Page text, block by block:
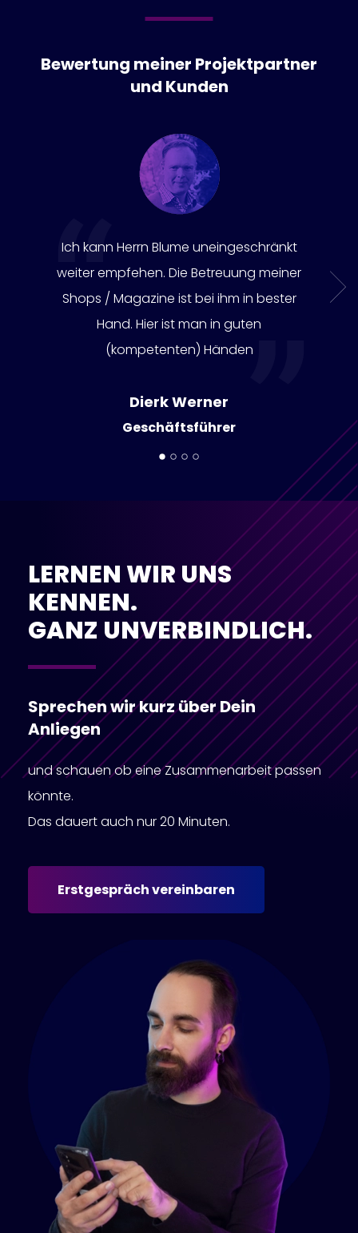
Bewertung meiner Projektpartner
und Kunden
next
Ich kann Herrn Blume uneingeschränkt
weiter empfehen. Die Betreuung meiner
Shops / Magazine ist bei ihm in bester
Hand. Hier ist man in guten
(kompetenten) Händen
Dierk Werner
Geschäftsführer
LERNEN WIR UNS
KENNEN.
GANZ UNVERBINDLICH.
Sprechen wir kurz über Dein
Anliegen
und schauen ob eine Zusammenarbeit passen
könnte.
Das dauert auch nur 20 Minuten.
Erstgespräch vereinbaren